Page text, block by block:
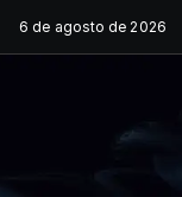
Saltar
al
6 de agosto de 2026